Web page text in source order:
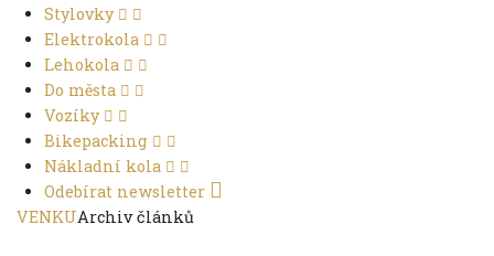
Stylovky
Elektrokola
Lehokola
Do města
Vozíky
Bikepacking
Nákladní kola
Odebírat newsletter
VENKUArchiv článků